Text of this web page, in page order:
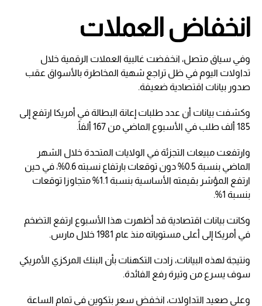
انخفاض العملات
وفي سياق متصل، انخفضت غالبية العملات الرقمية خلال
تداولات اليوم في ظل تراجع شهية المخاطرة بالأسواق عقب
صدور بيانات اقتصادية ضعيفة.
وكشفت بيانات أن عدد طلبات إعانة البطالة في أمريكا ارتفع إلى
185 ألف طلب في الأسبوع الماضي من 167 ألفاً.
وارتفعت مبيعات التجزئة في الولايات المتحدة خلال الشهر
الماضي بنسبة 0.5% دون توقعات بارتفاع نسبته 0.6%، في حين
ارتفع المؤشر بقيمته الأساسية بنسبة 1.1% متجاوزا توقعات
بنسبة 1%.
وكانت بيانات اقتصادية قد أظهرت هذا الأسبوع ارتفع التضخم
في أمريكا إلى أعلى مستوياته منذ عام 1981 خلال مارس.
ونتيجة لهذه البيانات، زادت التكهنات بأن البنك المركزي الأمريكي
سوف يسرع من وتيرة رفع الفائدة.
وعلى صعيد التداولات، انخفض سعر بتكوين في تمام الساعة